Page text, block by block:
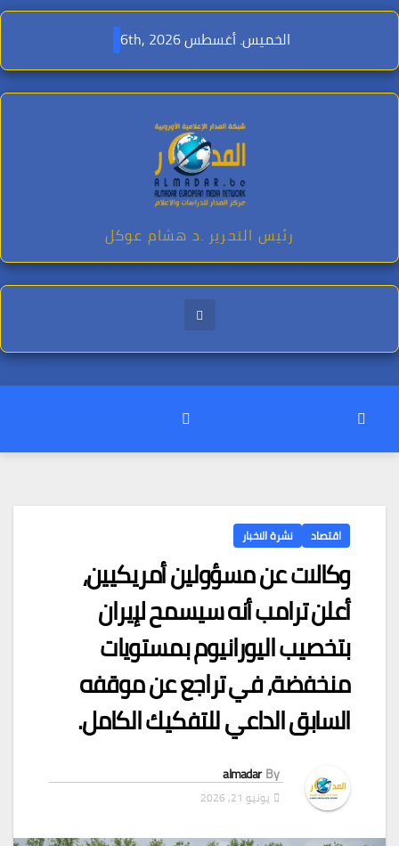
Skip
content
الخميس. أغسطس 6th, 2026
رئيس التحرير .د هشام عوكل
اقتصاد نشرة الاخبار
وكالات عن مسؤولين أمريكيين،
أعلن ترامب أنه سيسمح لإيران
بتخصيب اليورانيوم بمستويات
منخفضة، في تراجع عن موقفه
السابق الداعي للتفكيك الكامل.
By
almadar
يونيو 21, 2026